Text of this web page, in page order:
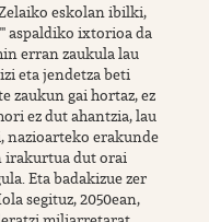
eskolan ibilki,
aspaldiko ixtorioa da
erran zaukula lau
eta jendetza beti
zaukun gai hortaz, ez
ez dut ahantzia, lau
nazioarteko erakunde
irakurtua dut orai
Eta badakizue zer
segituz, 2050ean,